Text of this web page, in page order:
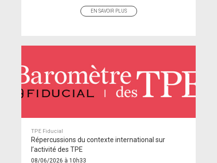
EN SAVOIR PLUS
TPE Fiducial
Répercussions du contexte international sur
l’activité des TPE
08/06/2026 à 10h33